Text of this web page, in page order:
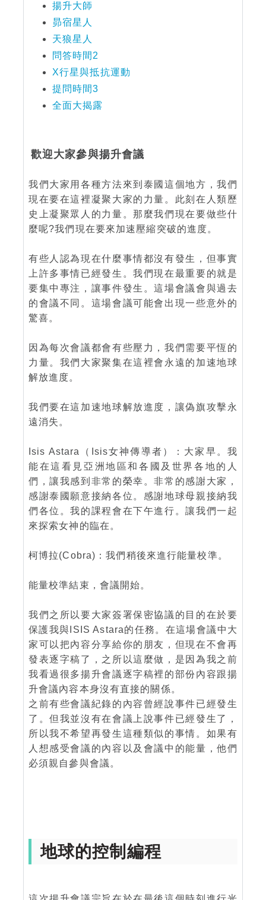
揚升大師
昴宿星人
天狼星人
問答時間2
X行星與抵抗運動
提問時間3
全面大揭露
歡迎大家參與揚升會議
我們大家用各種方法來到泰國這個地方，我們
現在要在這裡凝聚大家的力量。此刻在人類歷
史上凝聚眾人的力量。那麼我們現在要做些什
麼呢?我們現在要來加速壓縮突破的進度。
有些人認為現在什麼事情都沒有發生，但事實
上許多事情已經發生。我們現在最重要的就是
要集中專注，讓事件發生。這場會議會與過去
的會議不同。這場會議可能會出現一些意外的
驚喜。
因為每次會議都會有些壓力，我們需要平恆的
力量。我們大家聚集在這裡會永遠的加速地球
解放進度。
我們要在這加速地球解放進度，讓偽旗攻擊永
遠消失。
Isis Astara（Isis女神傳導者）：大家早。我
能在這看見亞洲地區和各國及世界各地的人
們，讓我感到非常的榮幸。非常的感謝大家，
感謝泰國願意接納各位。感謝地球母親接納我
們各位。我的課程會在下午進行。讓我們一起
來探索女神的臨在。
柯博拉(Cobra)：我們稍後來進行能量校準。
能量校準結束，會議開始。
我們之所以要大家簽署保密協議的目的在於要
保護我與ISIS Astara的任務。在這場會議中大
家可以把內容分享給你的朋友，但現在不會再
發表逐字稿了，之所以這麼做，是因為我之前
我看過很多揚升會議逐字稿裡的部份內容跟揚
升會議內容本身沒有直接的關係。
之前有些會議紀錄的內容曾經說事件已經發生
了。但我並沒有在會議上說事件已經發生了，
所以我不希望再發生這種類似的事情。如果有
人想感受會議的內容以及會議中的能量，他們
必須親自參與會議。
地球的控制編程